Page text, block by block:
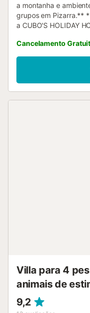
a montanha e
grupos em Pizarra.**
a CUBO'S HOLIDAY
rodeado de natureza,
cria um verdadeiro
panorâmicas de 360º
Casarabonela. A
tranquila, tem um
Cancelamento
Villa para 4
animais de
9,2